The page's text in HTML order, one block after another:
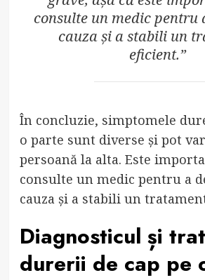
consulte un medic pentru
cauza și a stabili un
eficient.”
În concluzie, simptomele
o parte sunt diverse și pot
persoană la alta. Este
consulte un medic pentru a
cauza și a stabili un
Diagnosticul și
durerii de cap pe